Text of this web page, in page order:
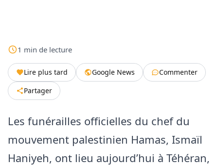
1 min de lecture
Lire plus tard Google News
Commenter
Partager
Les funérailles officielles du chef du
mouvement palestinien Hamas, Ismaïl
Haniyeh, ont lieu aujourd’hui à Téhéran,